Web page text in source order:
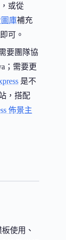
或從
圖庫補充
可。
需要團隊協
；需要更
是不
，搭配
佈景主
使用、